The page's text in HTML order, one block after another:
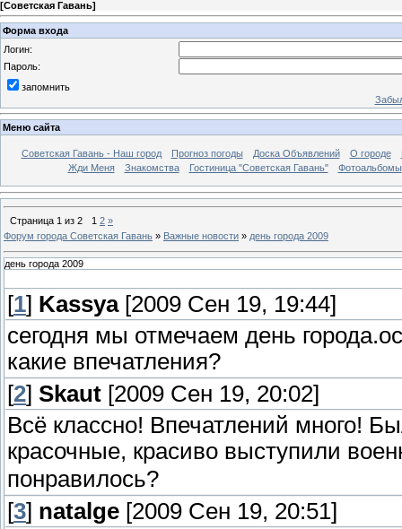
[Советская Гавань]
Форма входа
Логин:
Пароль:
запомнить
Меню сайта
Советская Гавань - Наш город Прогноз погоды Доска Объявлений О городе
Жди Меня
Знакомства Гостиница "Советская Гавань" Фотоальбомы
Страница 1 из 2 1 2 »
Форум города Советская Гавань » Важные новости » день города 2009
день города 2009
[1] Kassya[2009 Сен 19, 19:44]
сегодня мы отмечаем день
какие впечатления?
[2] Skaut [2009 Сен 19, 20:02]
Всё классно! Впечатлений много!
красочные, красиво выступили
понравилось?
[3] natalge [2009 Сен 19, 20:51]